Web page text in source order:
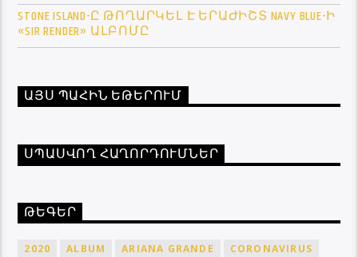
STONE ISLAND-Ը ԹՈՂԱՐԿԵԼ Է ԵՐԱԺԻՇՏ NAVY BLUE-Ի
«SIR RENDER» ԱԼԲՈՄԸ
ԱՅՍ ՊԱՀԻՆ ԵԹԵՐՈՒՄ
ՍՊԱՍՎՈՂ ՀԱՂՈՐԴՈՒՄՆԵՐ
ԹԵԳԵՐ
2020 ALBUM ARIANA GRANDE
CORONAVIRUS